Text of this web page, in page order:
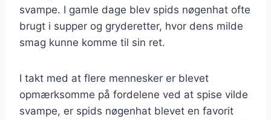
svampe. I gamle dage blev spids nøgenhat ofte
brugt i supper og gryderetter, hvor dens milde
smag kunne komme til sin ret.
I takt med at flere mennesker er blevet
opmærksomme på fordelene ved at spise vilde
svampe, er spids nøgenhat blevet en favorit